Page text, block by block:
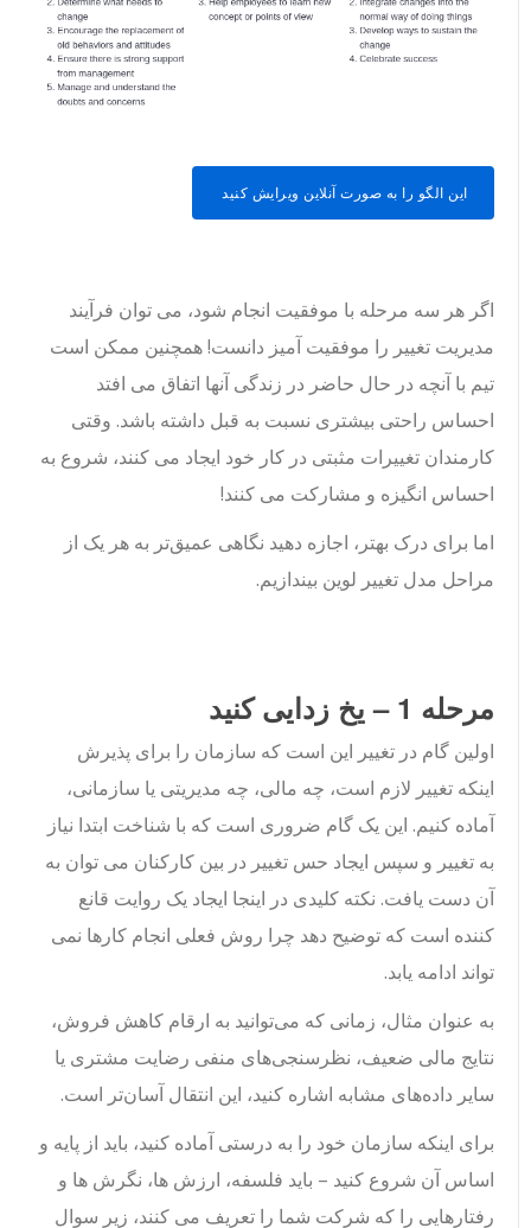
این الگو را به صورت آنلاین ویرایش کنید
اگر هر سه مرحله با موفقیت انجام شود، می توان فرآیند
مدیریت تغییر را موفقیت آمیز دانست! همچنین ممکن است
تیم با آنچه در حال حاضر در زندگی آنها اتفاق می افتد
احساس راحتی بیشتری نسبت به قبل داشته باشد. وقتی
کارمندان تغییرات مثبتی در کار خود ایجاد می کنند، شروع به
احساس انگیزه و مشارکت می کنند!
اما برای درک بهتر، اجازه دهید نگاهی عمیق‌تر به هر یک از
مراحل مدل تغییر لوین بیندازیم.
مرحله 1 – یخ زدایی کنید
اولین گام در تغییر این است که سازمان را برای پذیرش
اینکه تغییر لازم است، چه مالی، چه مدیریتی یا سازمانی،
آماده کنیم. این یک گام ضروری است که با شناخت ابتدا نیاز
به تغییر و سپس ایجاد حس تغییر در بین کارکنان می توان به
آن دست یافت. نکته کلیدی در اینجا ایجاد یک روایت قانع
کننده است که توضیح دهد چرا روش فعلی انجام کارها نمی
تواند ادامه یابد.
به عنوان مثال، زمانی که می‌توانید به ارقام کاهش فروش،
نتایج مالی ضعیف، نظرسنجی‌های منفی رضایت مشتری یا
سایر داده‌های مشابه اشاره کنید، این انتقال آسان‌تر است.
برای اینکه سازمان خود را به درستی آماده کنید، باید از پایه و
اساس آن شروع کنید – باید فلسفه، ارزش ها، نگرش ها و
رفتارهایی را که شرکت شما را تعریف می کنند، زیر سوال